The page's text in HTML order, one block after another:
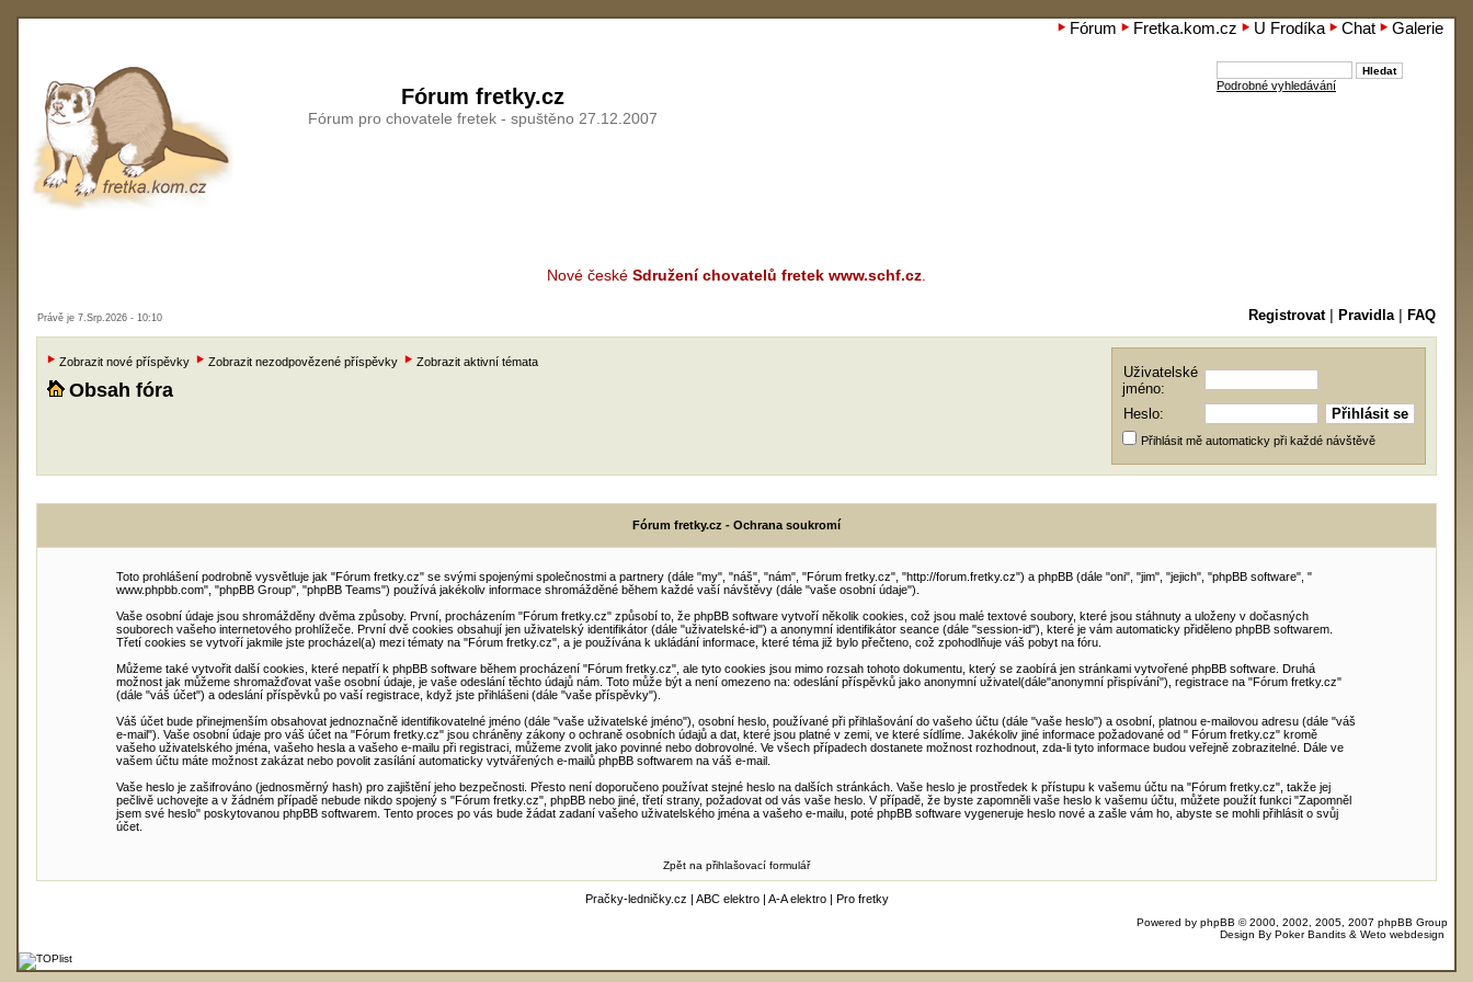
Fórum Fretka.kom.cz U Frodíka Chat Galerie
Fórum fretky.cz
Fórum pro chovatele fretek - spuštěno 27.12.2007
Podrobné vyhledávání
Nové české Sdružení chovatelů fretek www.schf.cz
Právě je 7.Srp.2026 - 10:10 Registrovat| Pravidla| FAQ
Zobrazit nové příspěvky Zobrazit nezodpovězené příspěvky Zobrazit aktivní témata
Obsah fóra
Uživatelské
jméno:
Heslo:
Přihlásit mě automaticky při každé návštěvě
Fórum fretky.cz - Ochrana soukromí
Toto prohlášení podrobně vysvětluje jak "Fórum fretky.cz" se svými spojenými společnostmi a partnery (dále "my", "náš", "nám", "Fórum fretky.cz", "http://forum.fretky.cz") a phpBB (dále "oni", "jim", "jejich", "phpBB software", "
www.phpbb.com", "phpBB Group", "phpBB Teams") používá jakékoliv informace shromážděné během každé vaší návštěvy (dále "vaše osobní údaje").
Vaše osobní údaje jsou shromážděny dvěma způsoby. První, procházením "Fórum fretky.cz" způsobí to, že phpBB software vytvoří několik cookies, což jsou malé textové soubory, které jsou stáhnuty a uloženy v dočasných
souborech vašeho internetového prohlížeče. První dvě cookies obsahují jen uživatelský identifikátor (dále "uživatelské-id") a anonymní identifikátor seance (dále "session-id"), které je vám automaticky přiděleno phpBB softwarem.
Třetí cookies se vytvoří jakmile jste procházel(a) mezi tématy na "Fórum fretky.cz", a je používána k ukládání informace, které téma již bylo přečteno, což zpohodlňuje váš pobyt na fóru.
Můžeme také vytvořit další cookies, které nepatří k phpBB software během procházení "Fórum fretky.cz", ale tyto cookies jsou mimo rozsah tohoto dokumentu, který se zaobírá jen stránkami vytvořené phpBB software. Druhá
možnost jak můžeme shromažďovat vaše osobní údaje, je vaše odeslání těchto údajů nám. Toto může být a není omezeno na: odeslání příspěvků jako anonymní uživatel(dále"anonymní přispívání"), registrace na "Fórum fretky.cz"
(dále "váš účet") a odeslání příspěvků po vaší registrace, když jste přihlášeni (dále "vaše příspěvky").
Váš účet bude přinejmenším obsahovat jednoznačně identifikovatelné jméno (dále "vaše uživatelské jméno"), osobní heslo, používané při přihlašování do vašeho účtu (dále "vaše heslo") a osobní, platnou e-mailovou adresu (dále "váš
e-mail"). Vaše osobní údaje pro váš účet na "Fórum fretky.cz" jsou chráněny zákony o ochraně osobních údajů a dat, které jsou platné v zemi, ve které sídlíme. Jakékoliv jiné informace požadované od " Fórum fretky.cz" kromě
vašeho uživatelského jména, vašeho hesla a vašeho e-mailu při registraci, můžeme zvolit jako povinné nebo dobrovolné. Ve všech případech dostanete možnost rozhodnout, zda-li tyto informace budou veřejně zobrazitelné. Dále ve
vašem účtu máte možnost zakázat nebo povolit zasílání automaticky vytvářených e-mailů phpBB softwarem na váš e-mail.
Vaše heslo je zašifrováno (jednosměrný hash) pro zajištění jeho bezpečnosti. Přesto není doporučeno používat stejné heslo na dalších stránkách. Vaše heslo je prostředek k přístupu k vašemu účtu na "Fórum fretky.cz", takže jej
pečlivě uchovejte a v žádném případě nebude nikdo spojený s "Fórum fretky.cz", phpBB nebo jiné, třetí strany, požadovat od vás vaše heslo. V případě, že byste zapomněli vaše heslo k vašemu účtu, můžete použít funkci "Zapomněl
jsem své heslo" poskytovanou phpBB softwarem. Tento proces po vás bude žádat zadaní vašeho uživatelského jména a vašeho e-mailu, poté phpBB software vygeneruje heslo nové a zašle vám ho, abyste se mohli přihlásit o svůj
účet.
Zpět na přihlašovací formulář
Pračky-ledničky.cz | ABC elektro| A-A elektro| Pro fretky
Powered by phpBB © 2000, 2002, 2005, 2007 phpBB Group
Design By Poker Bandits & Weto webdesign